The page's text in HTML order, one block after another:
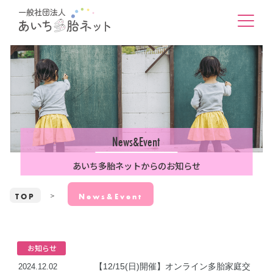
News&Event
あいち多胎ネットからのお知らせ
TOP News&Event
お知らせ
2024.12.02 【12/15(日)開催】オンライン多胎家庭交